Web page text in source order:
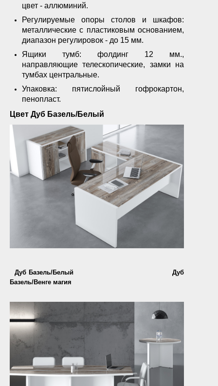
цвет - аллюминий.
Регулируемые опоры столов и шкафов:
металлические с пластиковым основанием,
диапазон регулировок - до 15 мм.
Ящики тумб: фолдинг 12 мм.,
направляющие телескопические, замки на
тумбах центральные.
Упаковка: пятислойный гофрокартон,
пенопласт.
Цвет Дуб Базель/Белый
Дуб Базель/Белый Дуб
Базель/Венге магия